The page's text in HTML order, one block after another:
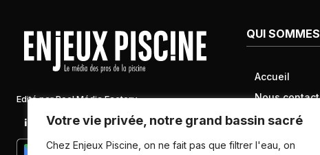
Votre vie privée, notre grand bassin sacré
Chez Enjeux Piscine, on ne fait pas que filtrer l'eau, on
Edité par Pool Média Factory
Linkedin Newsletter
QUI
Accueil
Nous
Mentions
Conditions